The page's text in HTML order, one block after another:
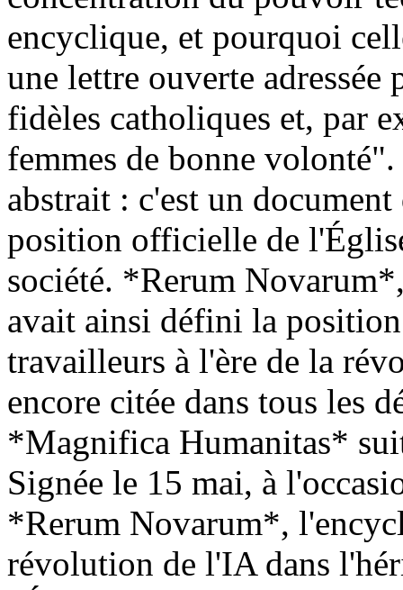
encyclique, et pourquoi
une lettre ouverte adressée
fidèles catholiques et, par
femmes de bonne
abstrait : c'est un
position officielle de
société. *Rerum
avait ainsi défini la
travailleurs à l'ère de la
encore citée dans tous les
*Magnifica Humanitas*
Signée le 15 mai, à
*Rerum Novarum*,
révolution de l'IA dans